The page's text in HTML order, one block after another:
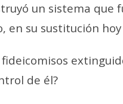
un sistema que
en su sustitución
de él?